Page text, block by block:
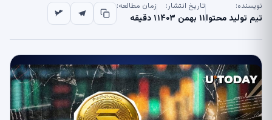
نویسنده:
تیم تولید محتوا
تاریخ انتشار:
۱۱ بهمن ۱۴۰۳
زمان مطالعه:
۱ دقیقه